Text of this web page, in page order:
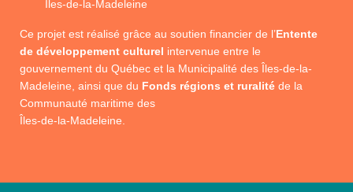
Îles-de-la-Madeleine
Ce projet est réalisé grâce au soutien financier de l’Entente
de développement culturel intervenue entre le
gouvernement du Québec et la Municipalité des Îles-de-la-
Madeleine, ainsi que du Fonds régions et ruralité de la
Communauté maritime des
Îles-de-la-Madeleine.